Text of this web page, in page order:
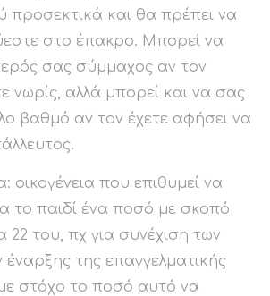
προσεκτικά και θα πρέπει να
στο έπακρο. Μπορεί να
σας σύμμαχος αν τον
νωρίς, αλλά μπορεί και να σας
βαθμό αν τον έχετε αφήσει να
οικογένεια που επιθυμεί να
το παιδί ένα ποσό με σκοπό
22 του, πχ για συνέχιση των
της επαγγελματικής
στόχο το ποσό αυτό να